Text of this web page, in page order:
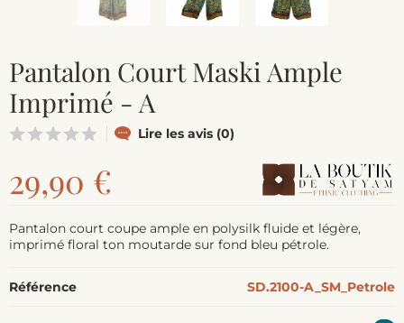
Pantalon Court Maski Ample
Imprimé - A
Lire les avis (0)
29,90 €
Pantalon court coupe ample en polysilk fluide et légère,
imprimé floral ton moutarde sur fond bleu pétrole.
Référence SD.2100-A_SM_Petrole